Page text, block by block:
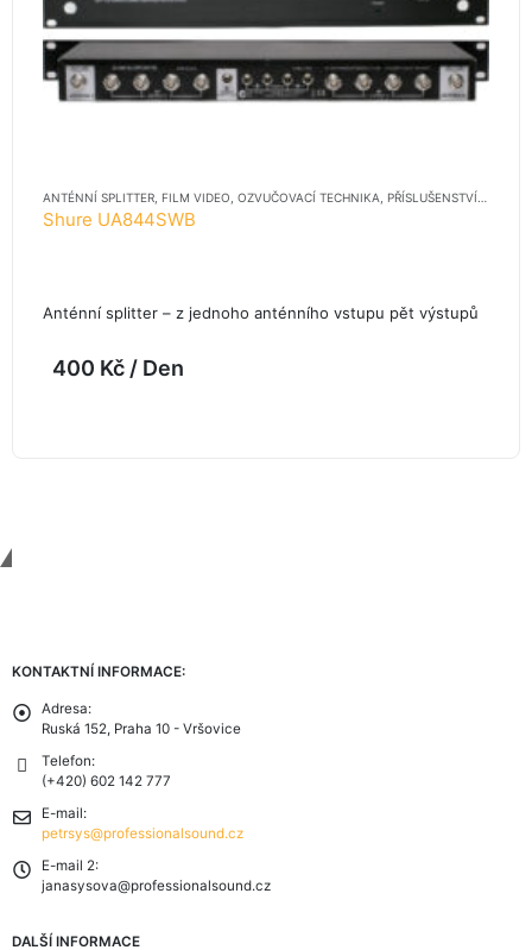
ANTÉNNÍ SPLITTER FILM VIDEO OZVUČOVACÍ TECHNIKA PŘÍSLUŠENSTVÍ
Shure UA844SWB
Anténní splitter – z jednoho anténního vstupu pět výstupů
400 Kč / Den
KONTAKTNÍ INFORMACE:
Adresa:
Ruská 152, Praha 10 - Vršovice
Telefon:
(+420) 602 142 777
E-mail:
petrsys@professionalsound.cz
E-mail 2:
janasysova@professionalsound.cz
DALŠÍ INFORMACE